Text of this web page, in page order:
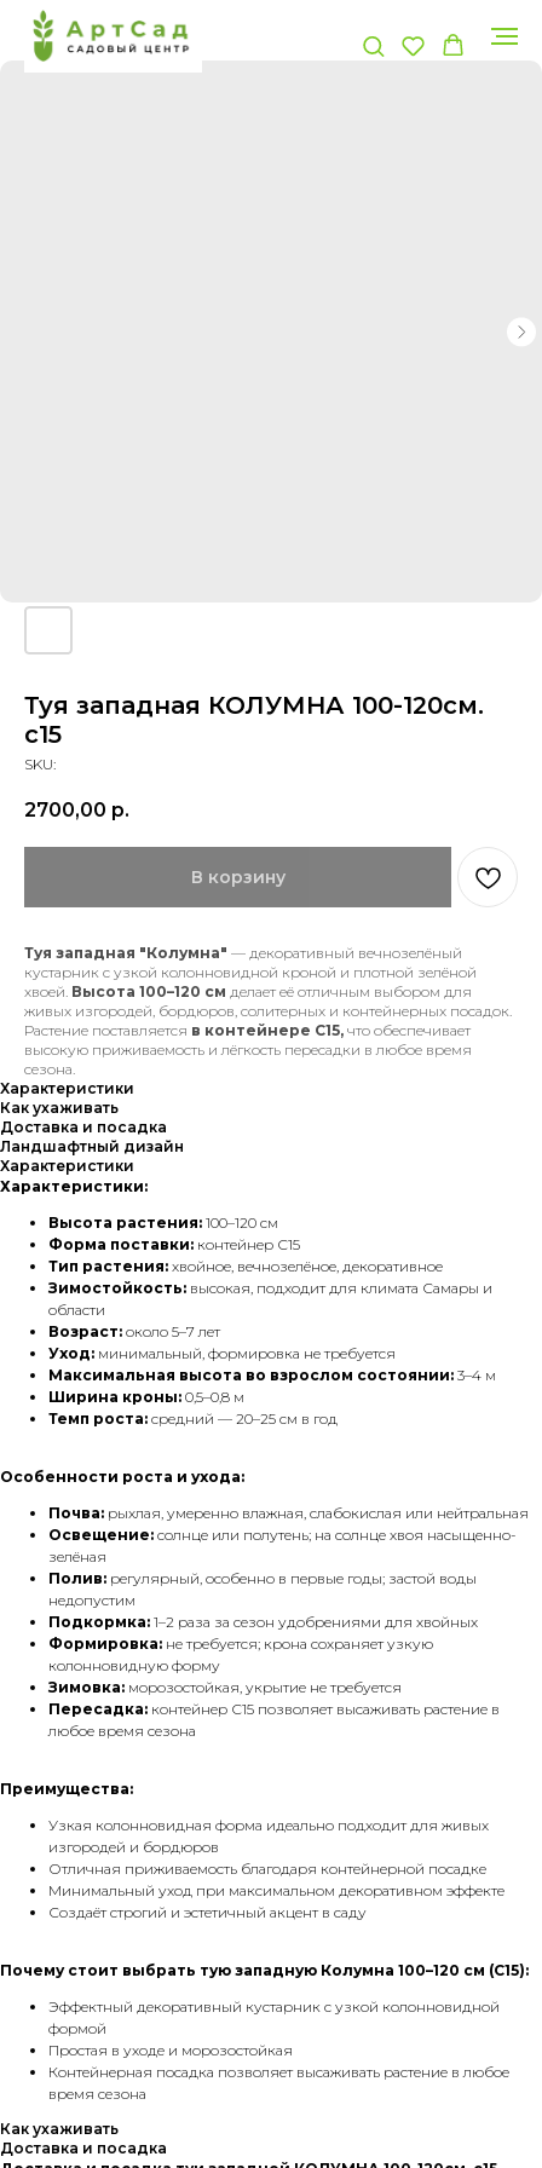
Туя западная КОЛУМНА 100-120см.
с15
SKU:
2700,00 р.
В корзину
Туя западная "Колумна" — декоративный вечнозелёный
кустарник с узкой колонновидной кроной и плотной зелёной
хвоей. Высота 100–120 см делает её отличным выбором для
живых изгородей, бордюров, солитерных и контейнерных посадок.
Растение поставляется в контейнере С15, что обеспечивает
высокую приживаемость и лёгкость пересадки в любое время
сезона.
Характеристики
Как ухаживать
Доставка и посадка
Ландшафтный дизайн
Характеристики
Характеристики:
Высота растения: 100–120 см
Форма поставки: контейнер С15
Тип растения: хвойное, вечнозелёное, декоративное
Зимостойкость: высокая, подходит для климата Самары и
области
Возраст: около 5–7 лет
Уход: минимальный, формировка не требуется
Максимальная высота во взрослом состоянии: 3–4 м
Ширина кроны: 0,5–0,8 м
Темп роста: средний — 20–25 см в год
Особенности роста и ухода:
Почва: рыхлая, умеренно влажная, слабокислая или нейтральная
Освещение: солнце или полутень; на солнце хвоя насыщенно-
зелёная
Полив: регулярный, особенно в первые годы; застой воды
недопустим
Подкормка: 1–2 раза за сезон удобрениями для хвойных
Формировка: не требуется; крона сохраняет узкую
колонновидную форму
Зимовка: морозостойкая, укрытие не требуется
Пересадка: контейнер С15 позволяет высаживать растение в
любое время сезона
Преимущества:
Узкая колонновидная форма идеально подходит для живых
изгородей и бордюров
Отличная приживаемость благодаря контейнерной посадке
Минимальный уход при максимальном декоративном эффекте
Создаёт строгий и эстетичный акцент в саду
Почему стоит выбрать тую западную Колумна 100–120 см (С15):
Эффектный декоративный кустарник с узкой колонновидной
формой
Простая в уходе и морозостойкая
Контейнерная посадка позволяет высаживать растение в любое
время сезона
Как ухаживать
Доставка и посадка